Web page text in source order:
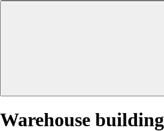
Warehouse building